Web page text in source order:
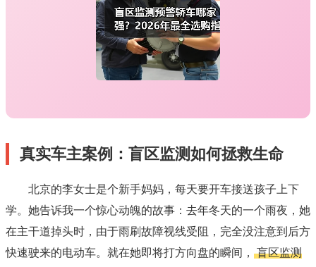
真实车主案例：盲区监测如何拯救生命
北京的李女士是个新手妈妈，每天要开车接送孩子上下
学。她告诉我一个惊心动魄的故事：去年冬天的一个雨夜，她
在主干道掉头时，由于雨刷故障视线受阻，完全没注意到后方
快速驶来的电动车。就在她即将打方向盘的瞬间，
盲区监测